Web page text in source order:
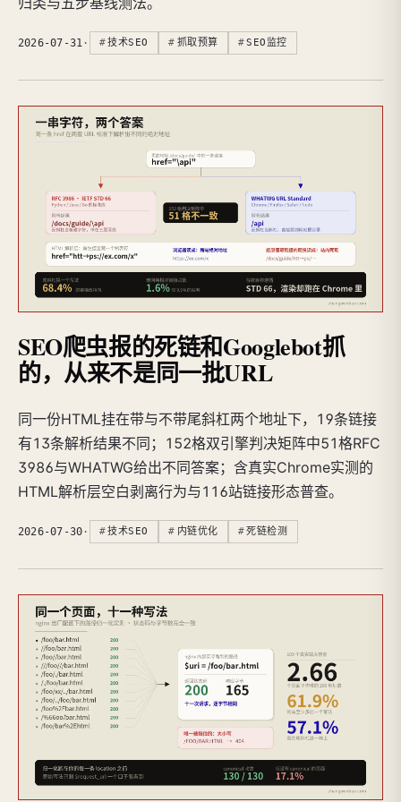
2026-07-31 · 技术SEO 抓取预算 SEO监控
SEO爬虫报的死链和Googlebot抓
的，从来不是同一批URL
同一份HTML挂在带与不带尾斜杠两个地址下，19条链接
有13条解析结果不同；152格双引擎判决矩阵中51格RFC
3986与WHATWG给出不同答案；含真实Chrome实测的
HTML解析层空白剥离行为与116站链接形态普查。
2026-07-30 · 技术SEO 内链优化 死链检测